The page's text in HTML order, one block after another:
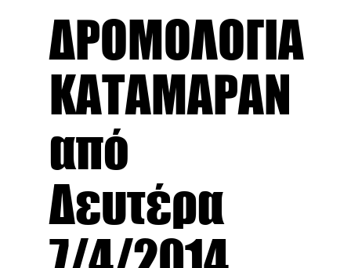
ΔΡΟΜΟΛΟΓΙΑ
ΚΑΤΑΜΑΡΑΝ
από
Δευτέρα